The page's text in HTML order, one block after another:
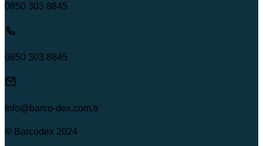
0850 303 8845
0850 303 8845
Info@barco-dex.com.tr
© Barcodex 2024